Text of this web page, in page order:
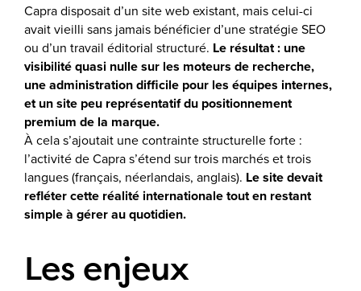
Capra disposait d’un site web existant, mais celui-ci
avait vieilli sans jamais bénéficier d’une stratégie SEO
ou d’un travail éditorial structuré. Le résultat : une
visibilité quasi nulle sur les moteurs de recherche,
une administration difficile pour les équipes internes,
et un site peu représentatif du positionnement
premium de la marque.
À cela s’ajoutait une contrainte structurelle forte :
l’activité de Capra s’étend sur trois marchés et trois
langues (français, néerlandais, anglais). Le site devait
refléter cette réalité internationale tout en restant
simple à gérer au quotidien.
Les enjeux